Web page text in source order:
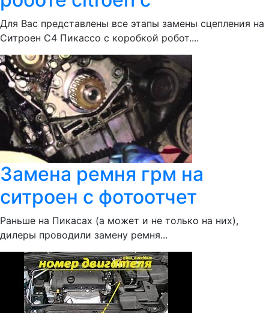
Для Вас представлены все этапы замены сцепления на
Ситроен С4 Пикассо с коробкой робот....
Замена ремня грм на
ситроен с фотоотчет
Раньше на Пикасах (а может и не только на них),
дилеры проводили замену ремня...